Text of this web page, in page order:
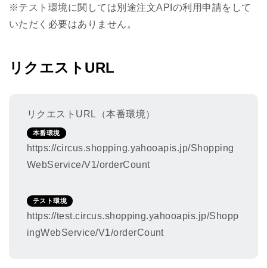
※テスト環境に関しては別途注文APIの利用申請をして
いただく必要はありません。
リクエストURL
リクエストURL（本番環境）
本番環境
https://circus.shopping.yahooapis.jp/Shopping
WebService/V1/orderCount
テスト環境
https://test.circus.shopping.yahooapis.jp/Shopp
ingWebService/V1/orderCount